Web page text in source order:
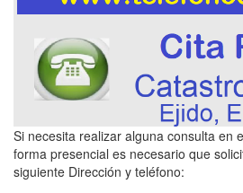
Si necesita realizar alguna consulta en
forma presencial es necesario que
siguiente Dirección y teléfono: